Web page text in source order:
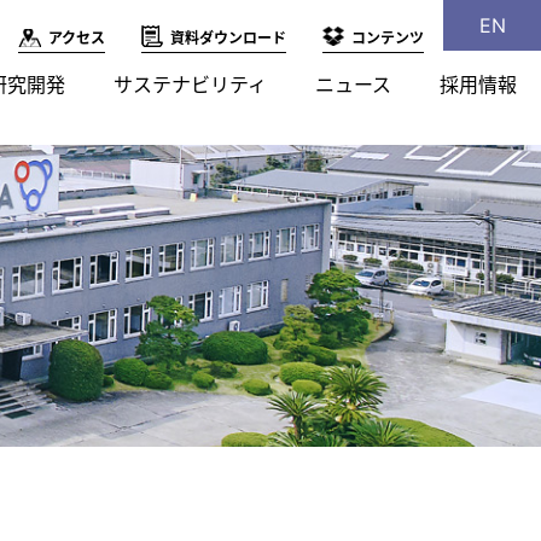
EN
究開発 サステナビリティ ニュース 採用情報
アクセス 資料ダウンロード コンテンツ